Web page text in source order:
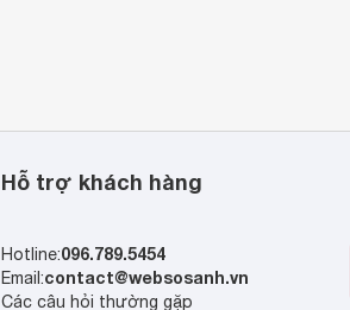
Hỗ trợ khách hàng
Hotline:096.789.5454
Email:contact@websosanh.vn
Các câu hỏi thường gặp